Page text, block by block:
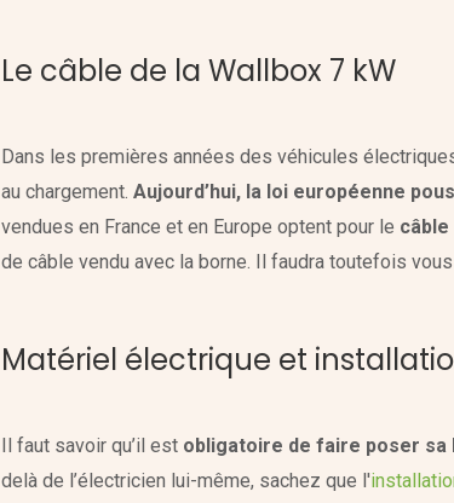
Le câble de la Wallbox 7 kW
Dans les premières années des véhicules
au chargement. Aujourd’hui, la loi européenne
vendues en France et en Europe optent pour le câble
de câble vendu avec la borne. Il faudra toutefois
Matériel électrique et
Il faut savoir qu’il est obligatoire de faire poser sa
delà de l’électricien lui-même, sachez que l'